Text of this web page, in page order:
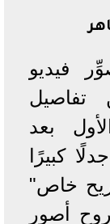
فيديو
تفاصيل
بعد
كبيرًا
خاص"
أصور